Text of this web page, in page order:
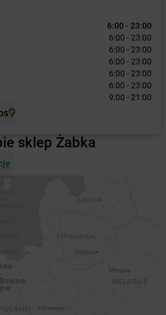
6:00 - 23:00
6:00 - 23:00
6:00 - 23:00
6:00 - 23:00
6:00 - 23:00
6:00 - 23:00
9:00 - 21:00
sklep Żabka